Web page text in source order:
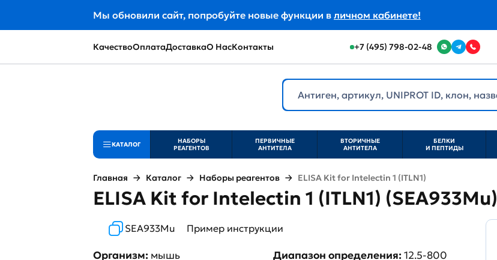
Мы обновили сайт, попробуйте новые функции в личном кабинете!
КачествоОплатаДоставкаО НасКонтакты +7 (495) 798-02-48
КАТАЛОГ
НАБОРЫ
РЕАГЕНТОВ
ПЕРВИЧНЫЕ
АНТИТЕЛА
ВТОРИЧНЫЕ
АНТИТЕЛА
БЕЛКИ
И ПЕПТИДЫ
Главная Каталог Наборы реагентов ELISA Kit for Intelectin 1 (ITLN1)
ELISA Kit for Intelectin 1 (ITLN1) (SEA933Mu)
SEA933Mu Пример инструкции
Организм: мышь Диапазон определения:12.5-800